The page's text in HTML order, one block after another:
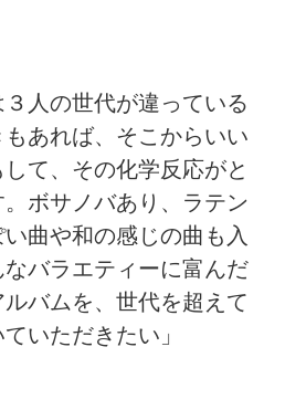
３人の世代が違っている
あれば、そこからいい
て、その化学反応がと
ボサノバあり、ラテン
曲や和の感じの曲も入
バラエティーに富んだ
バムを、世代を超えて
いただきたい」